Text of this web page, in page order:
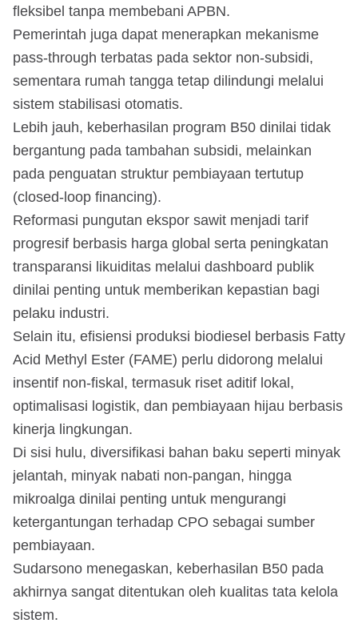
fleksibel tanpa membebani APBN.
Pemerintah juga dapat menerapkan mekanisme
pass-through terbatas pada sektor non-subsidi,
sementara rumah tangga tetap dilindungi melalui
sistem stabilisasi otomatis.
Lebih jauh, keberhasilan program B50 dinilai tidak
bergantung pada tambahan subsidi, melainkan
pada penguatan struktur pembiayaan tertutup
(closed-loop financing).
Reformasi pungutan ekspor sawit menjadi tarif
progresif berbasis harga global serta peningkatan
transparansi likuiditas melalui dashboard publik
dinilai penting untuk memberikan kepastian bagi
pelaku industri.
Selain itu, efisiensi produksi biodiesel berbasis Fatty
Acid Methyl Ester (FAME) perlu didorong melalui
insentif non-fiskal, termasuk riset aditif lokal,
optimalisasi logistik, dan pembiayaan hijau berbasis
kinerja lingkungan.
Di sisi hulu, diversifikasi bahan baku seperti minyak
jelantah, minyak nabati non-pangan, hingga
mikroalga dinilai penting untuk mengurangi
ketergantungan terhadap CPO sebagai sumber
pembiayaan.
Sudarsono menegaskan, keberhasilan B50 pada
akhirnya sangat ditentukan oleh kualitas tata kelola
sistem.